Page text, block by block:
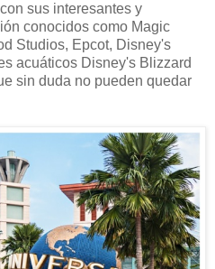
sus interesantes y
conocidos como Magic
Studios, Epcot, Disney's
acuáticos Disney's Blizzard
sin duda no pueden quedar